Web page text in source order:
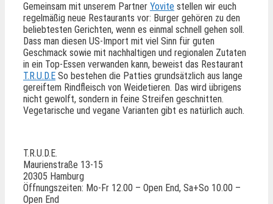
Gemeinsam mit unserem Partner Yovite stellen wir euch
regelmäßig neue Restaurants vor: Burger gehören zu den
beliebtesten Gerichten, wenn es einmal schnell gehen soll.
Dass man diesen US-Import mit viel Sinn für guten
Geschmack sowie mit nachhaltigen und regionalen Zutaten
in ein Top-Essen verwanden kann, beweist das Restaurant
T.R.U.D.E So bestehen die Patties grundsätzlich aus lange
gereiftem Rindfleisch von Weidetieren. Das wird übrigens
nicht gewolft, sondern in feine Streifen geschnitten.
Vegetarische und vegane Varianten gibt es natürlich auch.
T.R.U.D.E.
Maurienstraße 13-15
20305 Hamburg
Öffnungszeiten: Mo-Fr 12.00 – Open End, Sa+So 10.00 –
Open End